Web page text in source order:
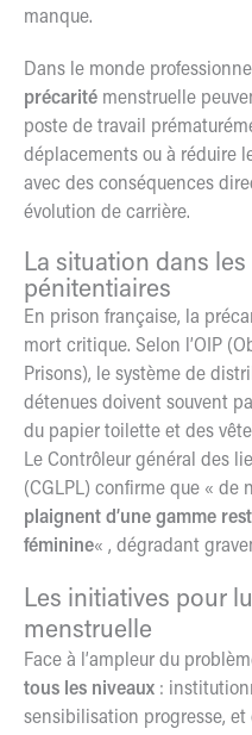
manque.
Dans le monde
précarité menstruelle
poste de travail
déplacements ou à réduire
avec des conséquences
évolution de carrière.
La situation dans
pénitentiaires
En prison française, la
mort critique. Selon l’OIP
Prisons), le système de
détenues doivent souvent
du papier toilette et des
Le Contrôleur général des
(CGLPL) confirme que « de
plaignent d’une gamme
féminine« , dégradant
Les initiatives pour
menstruelle
Face à l’ampleur du
tous les niveaux :
sensibilisation progresse, et